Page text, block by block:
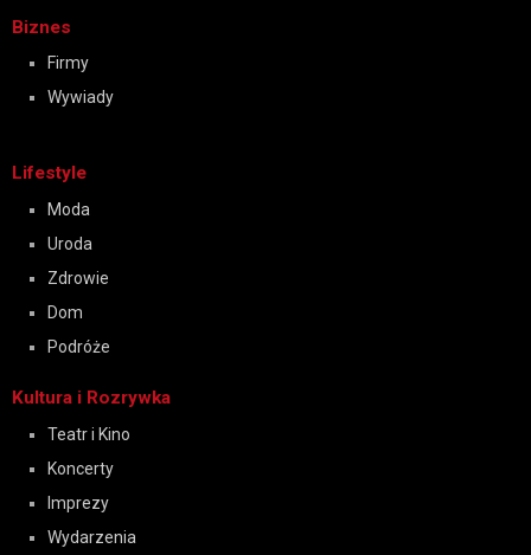
Biznes
Firmy
Wywiady
Lifestyle
Moda
Uroda
Zdrowie
Dom
Podróże
Kultura i Rozrywka
Teatr i Kino
Koncerty
Imprezy
Wydarzenia